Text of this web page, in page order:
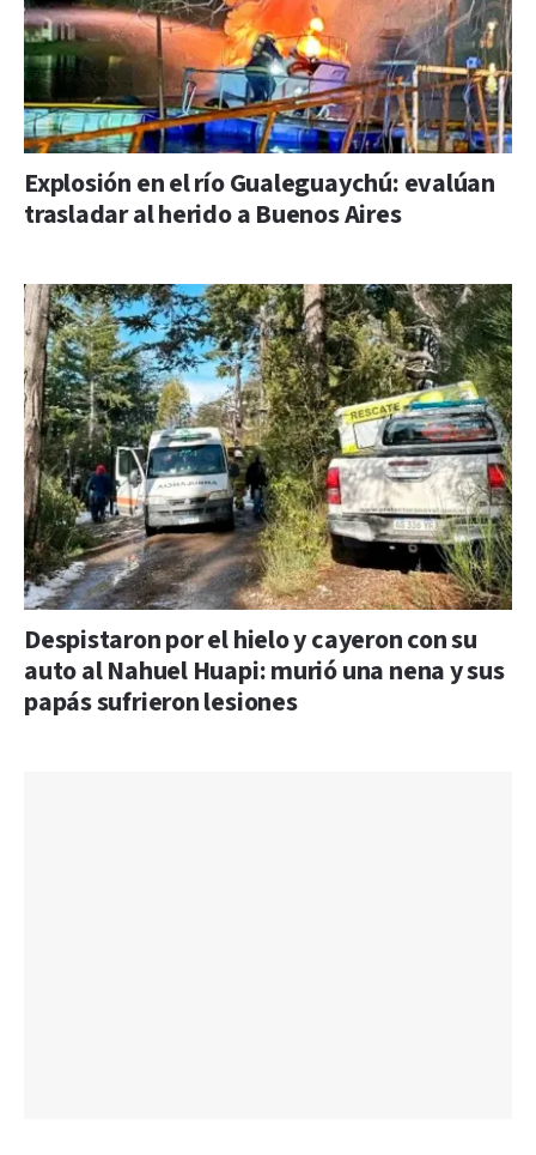
Explosión en el río Gualeguaychú: evalúan
trasladar al herido a Buenos Aires
Despistaron por el hielo y cayeron con su
auto al Nahuel Huapi: murió una nena y sus
papás sufrieron lesiones